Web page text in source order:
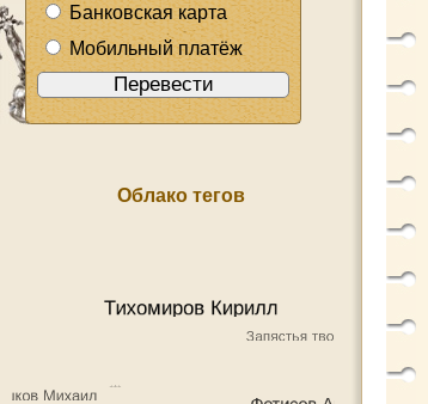
Банковская карта
Мобильный платёж
Облако тегов